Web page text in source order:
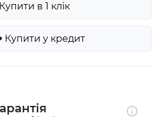
Купити у кредит
Купити в 1 клiк